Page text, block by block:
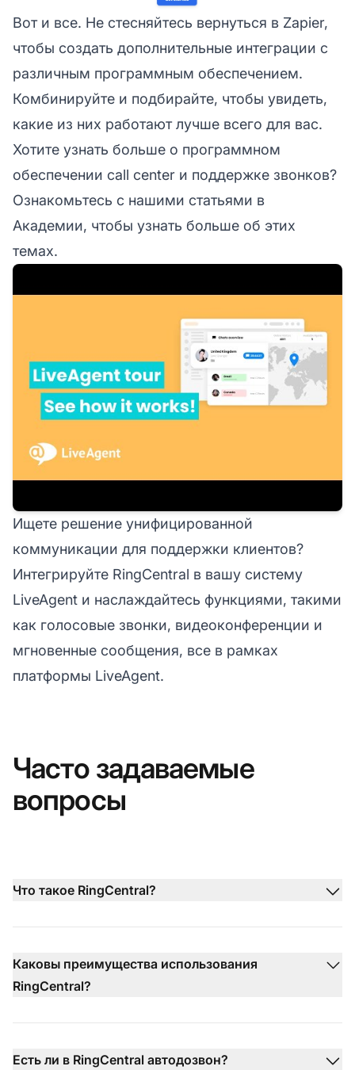
Вот и все. Не стесняйтесь вернуться в Zapier,
чтобы создать дополнительные интеграции с
различным программным обеспечением.
Комбинируйте и подбирайте, чтобы увидеть,
какие из них работают лучше всего для вас.
Хотите узнать больше о программном
обеспечении call center и поддержке звонков?
Ознакомьтесь с нашими статьями в
Академии, чтобы узнать больше об этих
темах.
Ищете решение унифицированной
коммуникации для поддержки клиентов?
Интегрируйте RingCentral в вашу систему
LiveAgent и наслаждайтесь функциями, такими
как голосовые звонки, видеоконференции и
мгновенные сообщения, все в рамках
платформы LiveAgent.
Часто задаваемые
вопросы
Что такое RingCentral?
Каковы преимущества использования
RingCentral?
Есть ли в RingCentral автодозвон?